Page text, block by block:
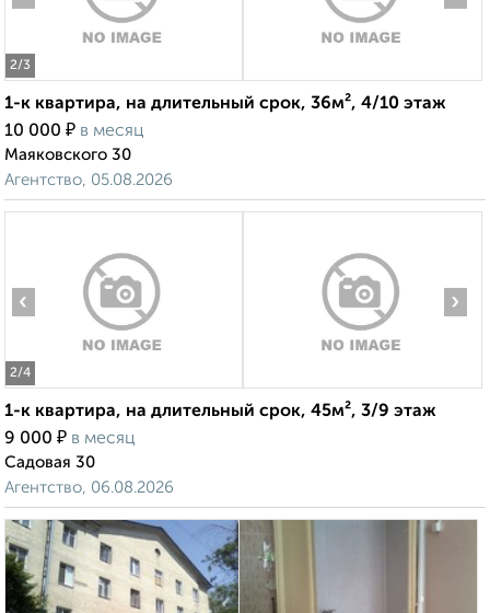
2/3
1-к квартира, на длительный срок, 36м², 4/10 этаж
10 000 ₽ в месяц
Маяковского 30
Агентство, 05.08.2026
2/4
‹ ›
1-к квартира, на длительный срок, 45м², 3/9 этаж
9 000 ₽ в месяц
Садовая 30
Агентство, 06.08.2026